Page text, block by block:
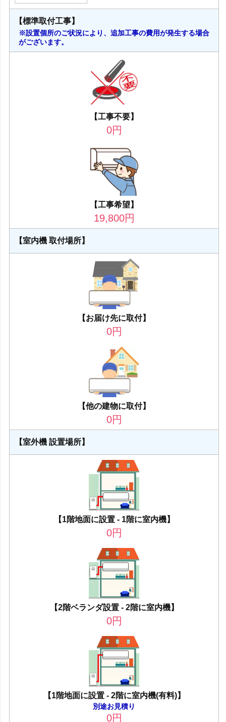
【標準取付工事】
※設置個所のご状況により、追加工事の費用が発生する場合
がございます。
【工事不要】
0円
【工事希望】
19,800円
【室内機 取付場所】
【お届け先に取付】
0円
【他の建物に取付】
0円
【室外機 設置場所】
【1階地面に設置 - 1階に室内機】
0円
【2階ベランダ設置 - 2階に室内機】
0円
【1階地面に設置 - 2階に室内機(有料)】
別途お見積り
0円